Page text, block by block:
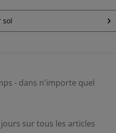
sol
- dans n'importe quel
sur tous les articles